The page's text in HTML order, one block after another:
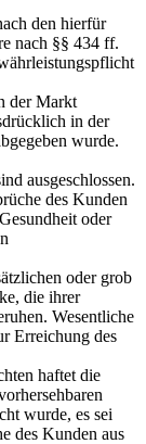
den hierfür
nach §§ 434 ff.
der Markt
in der
wurde.
ausgeschlossen.
des Kunden
oder
oder grob
die ihrer
Wesentliche
Erreichung des
haftet die
wurde, es sei
des Kunden aus